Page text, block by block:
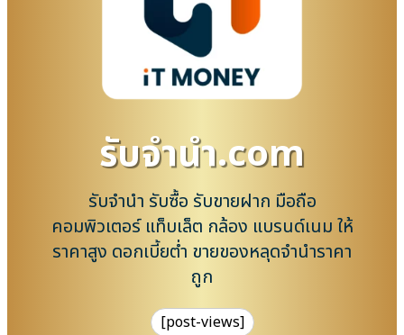
รับจํานํา.com
รับจำนำ รับซื้อ รับขายฝาก มือถือ
คอมพิวเตอร์ แท็บเล็ต กล้อง แบรนด์เนม ให้
ราคาสูง ดอกเบี้ยต่ำ ขายของหลุดจำนำราคา
ถูก
[post-views]